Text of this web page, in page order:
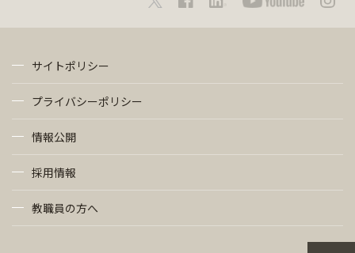
サイトポリシー
プライバシーポリシー
情報公開
採用情報
教職員の方へ